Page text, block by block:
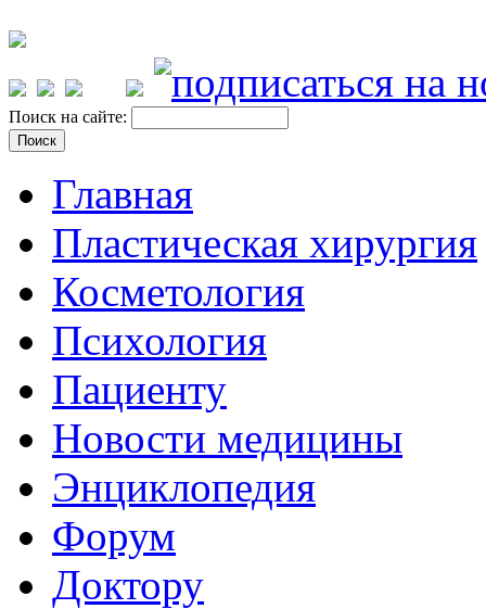
Поиск на сайте:
Главная
Пластическая хирургия
Косметология
Психология
Пациенту
Новости медицины
Энциклопедия
Форум
Доктору